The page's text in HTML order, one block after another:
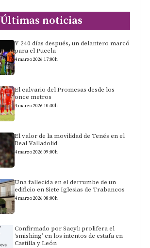
Últimas noticias
Y 240 días después, un delantero marcó
para el Pucela
4 marzo 2026 17:00h
El calvario del Promesas desde los
once metros
4 marzo 2026 10:30h
El valor de la movilidad de Tenés en el
Real Valladolid
4 marzo 2026 09:00h
Una fallecida en el derrumbe de un
edificio en Siete Iglesias de Trabancos
4 marzo 2026 08:00h
Confirmado por Sacyl: prolifera el
‘smishing’ en los intentos de estafa en
Castilla y León